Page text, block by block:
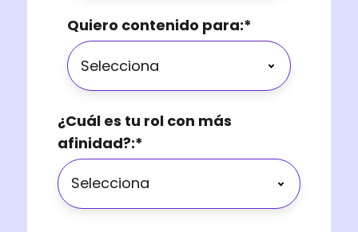
Quiero contenido para:*
¿Cuál es tu rol con más
afinidad?:*